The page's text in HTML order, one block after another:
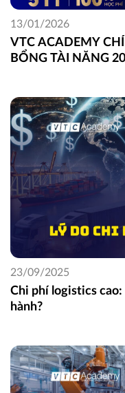
VTC ACADEMY
BỔNG TÀI NĂNG
13/01/2026
Chi phí logistics
hành?
23/09/2025